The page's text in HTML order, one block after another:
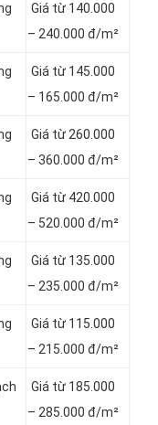
Giá từ 140.000
– 240.000 đ/m²
Giá từ 145.000
– 165.000 đ/m²
Giá từ 260.000
– 360.000 đ/m²
Giá từ 420.000
– 520.000 đ/m²
Giá từ 135.000
– 235.000 đ/m²
Giá từ 115.000
– 215.000 đ/m²
Giá từ 185.000
– 285.000 đ/m²